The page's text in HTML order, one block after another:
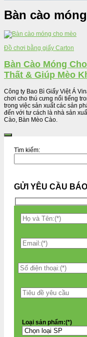
Bàn cào
Đồ chơi bằng giấy Carton
Bàn Cào Móng
Thất & Giúp Mèo
Công ty Bao Bì Giấy Việt Á
chơi cho thú cưng nổi tiếng
trong việc sản xuất các sản
đến với tư cách là nhà sản
Cào, Bàn Mèo Cào.
Tìm kiếm:
GỬI YÊU CẦU
Loại sản phẩm:(*)